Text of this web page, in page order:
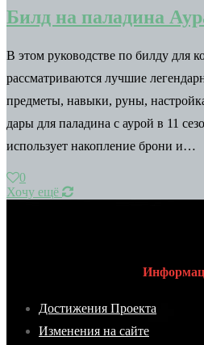
Билд на паладина
В этом руководстве по билду для
рассматриваются лучшие
предметы, навыки, руны,
дары для паладина с аурой в 11
использует накопление брони и…
0
Хочу ещё
Достижения Проекта
Изменения на сайте